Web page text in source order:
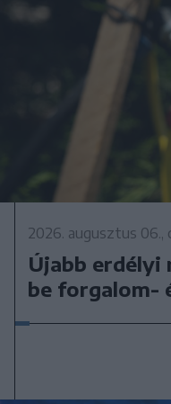
2026. augusztus
Újabb erdélyi
be forgalom-